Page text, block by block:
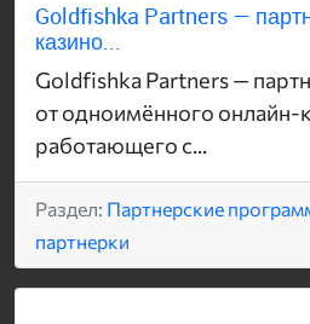
Goldfishka Partners —
казино...
Goldfishka Partners —
от одноимённого онлайн-
работающего с...
Раздел: Партнерские
партнерки